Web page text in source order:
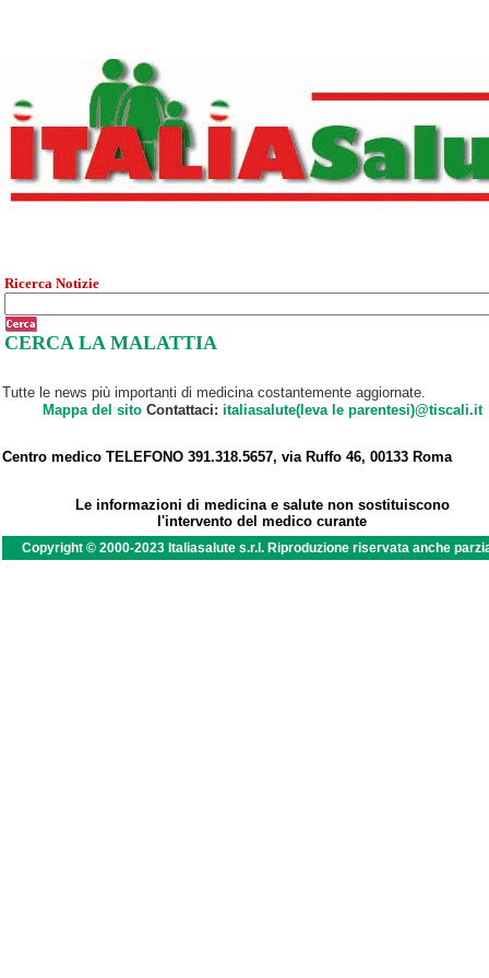
Ricerca Notizie
CERCA LA MALATTIA
Tutte le news più importanti di medicina costantemente aggiornate.
Mappa del sitoContattaci: italiasalute(leva le parentesi)@tiscali.it
Centro medico TELEFONO 391.318.5657, via Ruffo 46, 00133 Roma
Le informazioni di medicina e salute non sostituiscono
l'intervento del medico curante
Copyright © 2000-2023 Italiasalute s.r.l. Riproduzione riservata anche